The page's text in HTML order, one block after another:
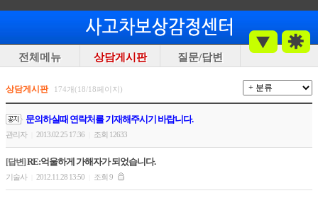
전체메뉴 상담게시판 질문/답변
상담게시판 174개(18/18페이지)
문의하실때 연락처를 기재해주시기 바랍니다.
관리자 2013.02.25 17:36 조회 12633
[답변] RE:억울하게 가해자가 되었습니다.
기술사 2012.11.28 13:50 조회 9